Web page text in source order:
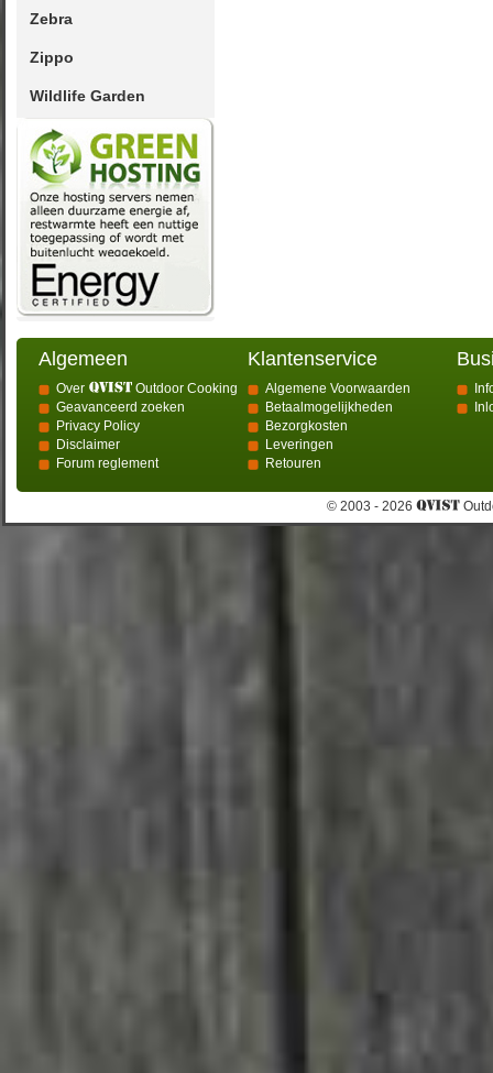
Zebra
Zippo
Wildlife Garden
Algemeen
Over
Outdoor Cooking
Geavanceerd zoeken
Privacy Policy
Disclaimer
Forum reglement
Klantenservice
Algemene Voorwaarden
Betaalmogelijkheden
Bezorgkosten
Leveringen
Retouren
© 2003 - 2026